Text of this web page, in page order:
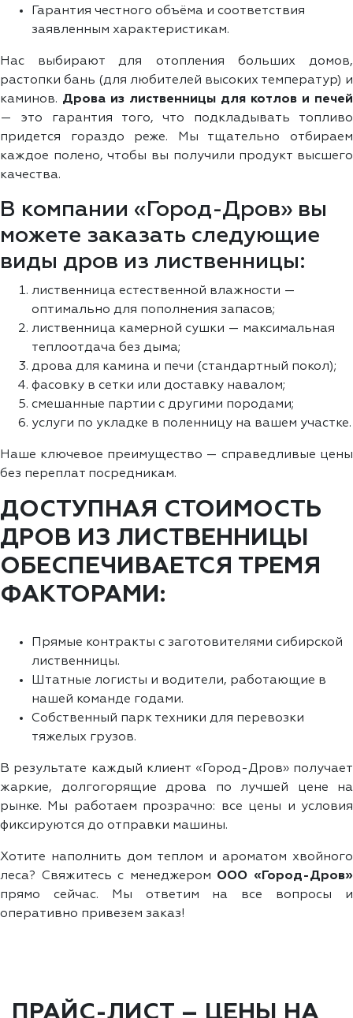
Гарантия честного объёма и соответствия
заявленным характеристикам.
Нас выбирают для отопления больших домов,
растопки бань (для любителей высоких температур) и
каминов. Дрова из лиственницы для котлов и печей
— это гарантия того, что подкладывать топливо
придется гораздо реже. Мы тщательно отбираем
каждое полено, чтобы вы получили продукт высшего
качества.
В компании «Город-Дров» вы
можете заказать следующие
виды дров из лиственницы:
лиственница естественной влажности —
оптимально для пополнения запасов;
лиственница камерной сушки — максимальная
теплоотдача без дыма;
дрова для камина и печи (стандартный покол);
фасовку в сетки или доставку навалом;
смешанные партии с другими породами;
услуги по укладке в поленницу на вашем участке.
Наше ключевое преимущество — справедливые цены
без переплат посредникам.
ДОСТУПНАЯ СТОИМОСТЬ
ДРОВ ИЗ ЛИСТВЕННИЦЫ
ОБЕСПЕЧИВАЕТСЯ ТРЕМЯ
ФАКТОРАМИ:
Прямые контракты с заготовителями сибирской
лиственницы.
Штатные логисты и водители, работающие в
нашей команде годами.
Собственный парк техники для перевозки
тяжелых грузов.
В результате каждый клиент «Город-Дров» получает
жаркие, долгогорящие дрова по лучшей цене на
рынке. Мы работаем прозрачно: все цены и условия
фиксируются до отправки машины.
Хотите наполнить дом теплом и ароматом хвойного
леса? Свяжитесь с менеджером ООО «Город-Дров»
прямо сейчас. Мы ответим на все вопросы и
оперативно привезем заказ!
ПРАЙС-ЛИСТ – ЦЕНЫ НА